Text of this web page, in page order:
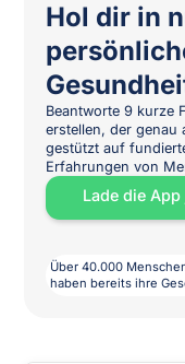
Hol dir in
Beantworte 9 kurze
erstellen, der genau
gestützt auf
Erfahrungen von
Lade die
Über 40.000
haben bereits ihre